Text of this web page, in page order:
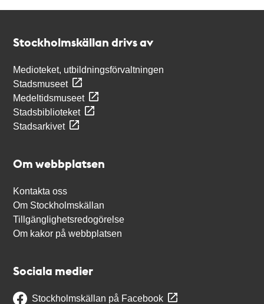
Stockholmskällan drivs av
Medioteket, utbildningsförvaltningen
Stadsmuseet
Medeltidsmuseet
Stadsbiblioteket
Stadsarkivet
Om webbplatsen
Kontakta oss
Om Stockholmskällan
Tillgänglighetsredogörelse
Om kakor på webbplatsen
Sociala medier
Stockholmskällan på Facebook